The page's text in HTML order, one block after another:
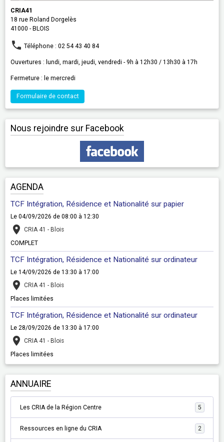
CRIA41
18 rue Roland Dorgelès
41000 - BLOIS
Téléphone : 02 54 43 40 84
Ouvertures : lundi, mardi, jeudi, vendredi - 9h à 12h30 / 13h30 à 17h
Fermeture : le mercredi
Formulaire de contact
Nous rejoindre sur Facebook
AGENDA
TCF Intégration, Résidence et Nationalité sur papier
Le 04/09/2026 de 08:00 à 12:30
CRIA 41 - Blois
COMPLET
TCF Intégration, Résidence et Nationalité sur ordinateur
Le 14/09/2026 de 13:30 à 17:00
CRIA 41 - Blois
Places limitées
TCF Intégration, Résidence et Nationalité sur ordinateur
Le 28/09/2026 de 13:30 à 17:00
CRIA 41 - Blois
Places limitées
ANNUAIRE
Les CRIA de la Région Centre 5
Ressources en ligne du CRIA 2